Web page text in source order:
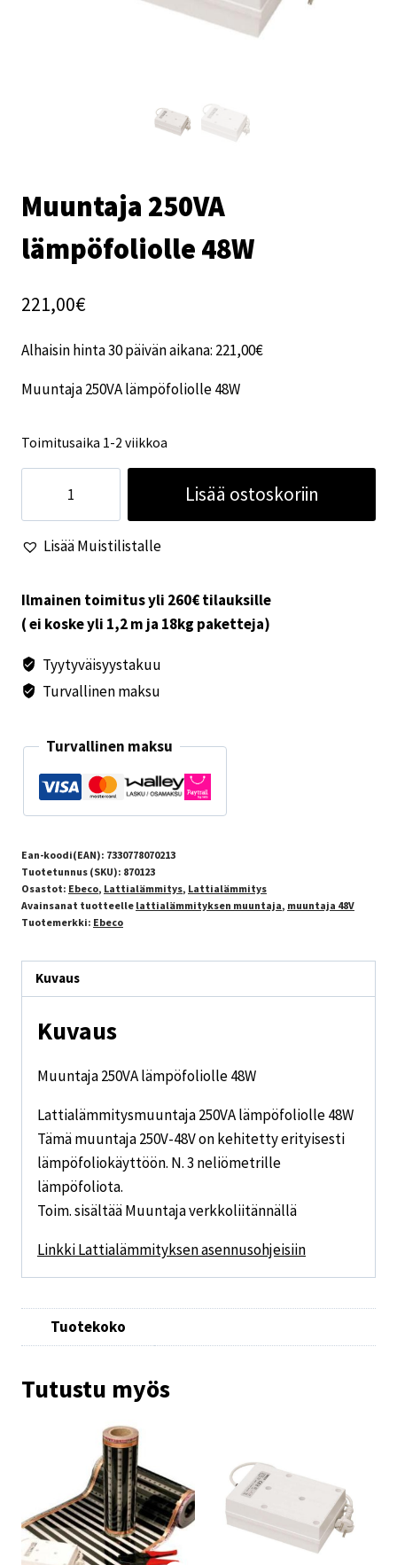
Muuntaja 250VA
lämpöfoliolle 48W
221,00€
Alhaisin hinta 30 päivän aikana: 221,00€
Muuntaja 250VA lämpöfoliolle 48W
Toimitusaika 1-2 viikkoa
lämpöfoliolle
48W
Lisää ostoskoriin
Lisää Muistilistalle
Ilmainen toimitus yli 260€ tilauksille
( ei koske yli 1,2 m ja 18kg paketteja)
Tyytyväisyystakuu
Turvallinen maksu
Turvallinen maksu
Ean-koodi(EAN): 7330778070213
Tuotetunnus (SKU): 870123
Osastot: Ebeco, Lattialämmitys, Lattialämmitys
Avainsanat tuotteelle lattialämmityksen muuntaja, muuntaja 48V
Tuotemerkki: Ebeco
Kuvaus
Kuvaus
Muuntaja 250VA lämpöfoliolle 48W
Lattialämmitysmuuntaja 250VA lämpöfoliolle 48W
Tämä muuntaja 250V-48V on kehitetty erityisesti
lämpöfoliokäyttöön. N. 3 neliömetrille
lämpöfoliota.
Toim. sisältää Muuntaja verkkoliitännällä
Linkki Lattialämmityksen asennusohjeisiin
Tuotekoko
Tutustu myös